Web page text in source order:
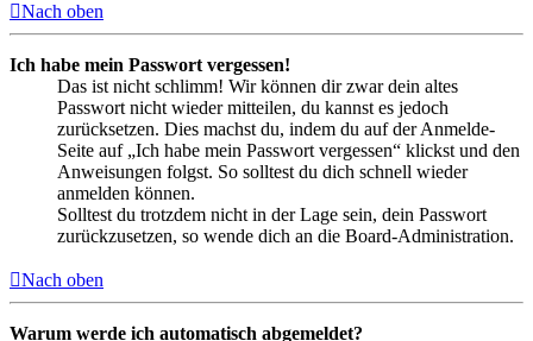
Nach oben
Ich habe mein Passwort vergessen!
Das ist nicht schlimm! Wir können dir zwar dein altes
Passwort nicht wieder mitteilen, du kannst es jedoch
zurücksetzen. Dies machst du, indem du auf der Anmelde-
Seite auf „Ich habe mein Passwort vergessen“ klickst und den
Anweisungen folgst. So solltest du dich schnell wieder
anmelden können.
Solltest du trotzdem nicht in der Lage sein, dein Passwort
zurückzusetzen, so wende dich an die Board-Administration.
Nach oben
Warum werde ich automatisch abgemeldet?